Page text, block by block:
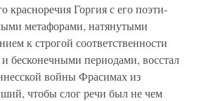
красноречия Горгия с его поэти­
метафорами, натянутыми
к строгой соответственности
бесконечными периодами, восстал
войны Фрасимах из
чтобы слог речи был не чем